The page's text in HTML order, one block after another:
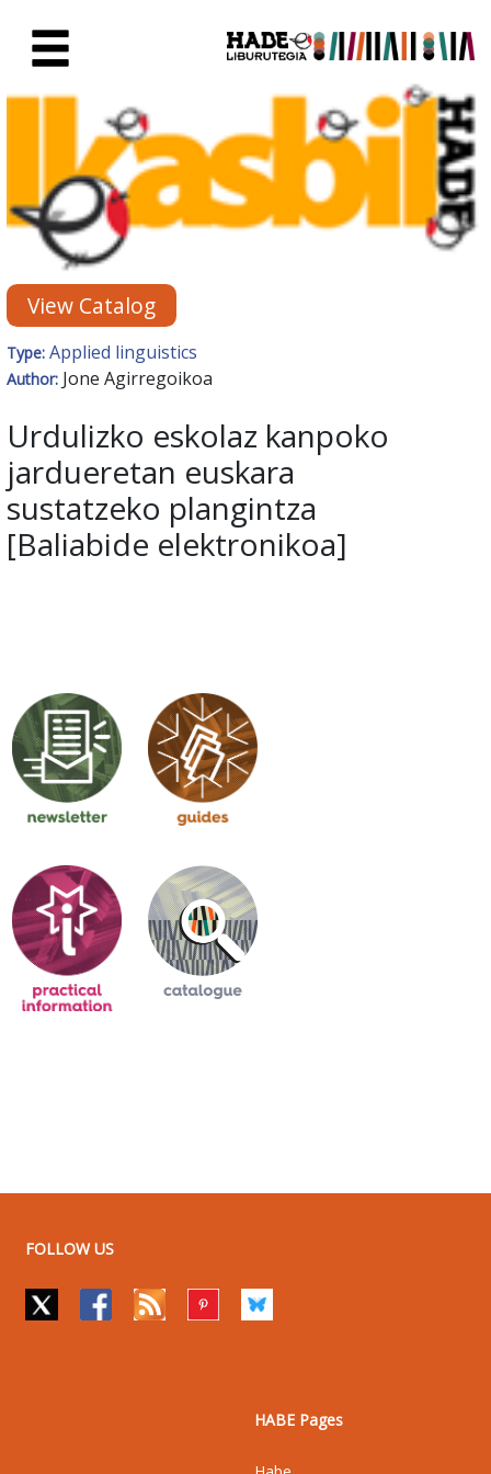
New Books Card - Liburutegia
View Catalog
Type: Applied linguistics
Author: Jone Agirregoikoa
Urdulizko eskolaz kanpoko
jardueretan euskara
sustatzeko plangintza
[Baliabide elektronikoa]
FOLLOW US
HABE Pages